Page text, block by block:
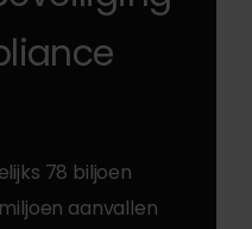
78 biljoen
aanvallen